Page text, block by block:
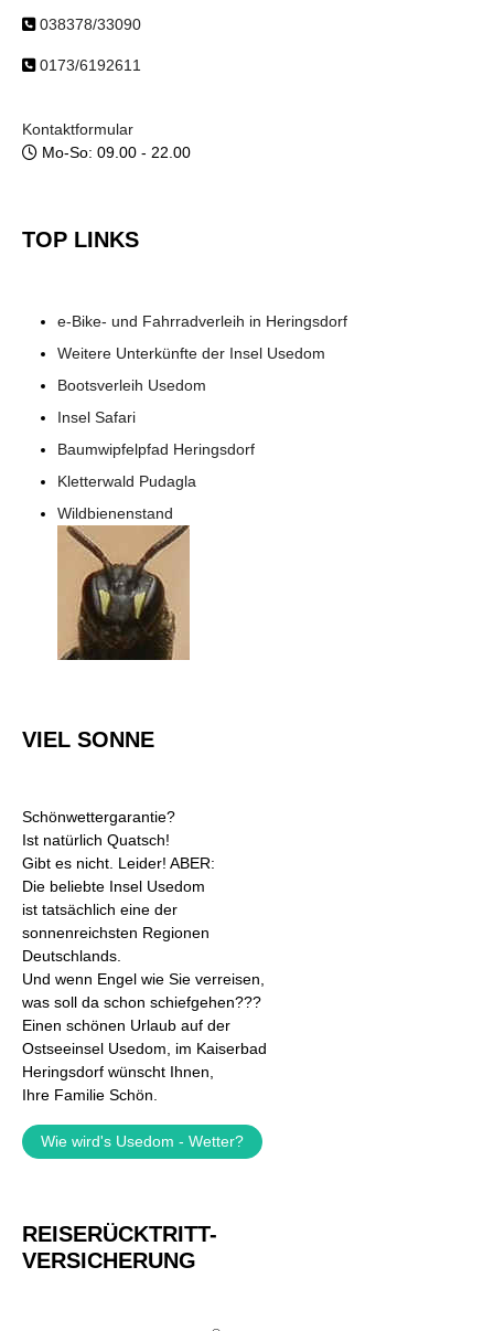
038378/33090
0173/6192611
Kontaktformular
Mo-So: 09.00 - 22.00
TOP LINKS
e-Bike- und Fahrradverleih in Heringsdorf
Weitere Unterkünfte der Insel Usedom
Bootsverleih Usedom
Insel Safari
Baumwipfelpfad Heringsdorf
Kletterwald Pudagla
Wildbienenstand
VIEL SONNE
Schönwettergarantie?
Ist natürlich Quatsch!
Gibt es nicht. Leider! ABER:
Die beliebte Insel Usedom
ist tatsächlich eine der
sonnenreichsten Regionen
Deutschlands.
Und wenn Engel wie Sie verreisen,
was soll da schon schiefgehen???
Einen schönen Urlaub auf der
Ostseeinsel Usedom, im Kaiserbad
Heringsdorf wünscht Ihnen,
Ihre Familie Schön.
Wie wird's Usedom - Wetter?
REISERÜCKTRITT-
VERSICHERUNG